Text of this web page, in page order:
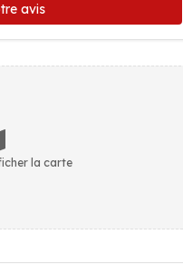
avis
la carte